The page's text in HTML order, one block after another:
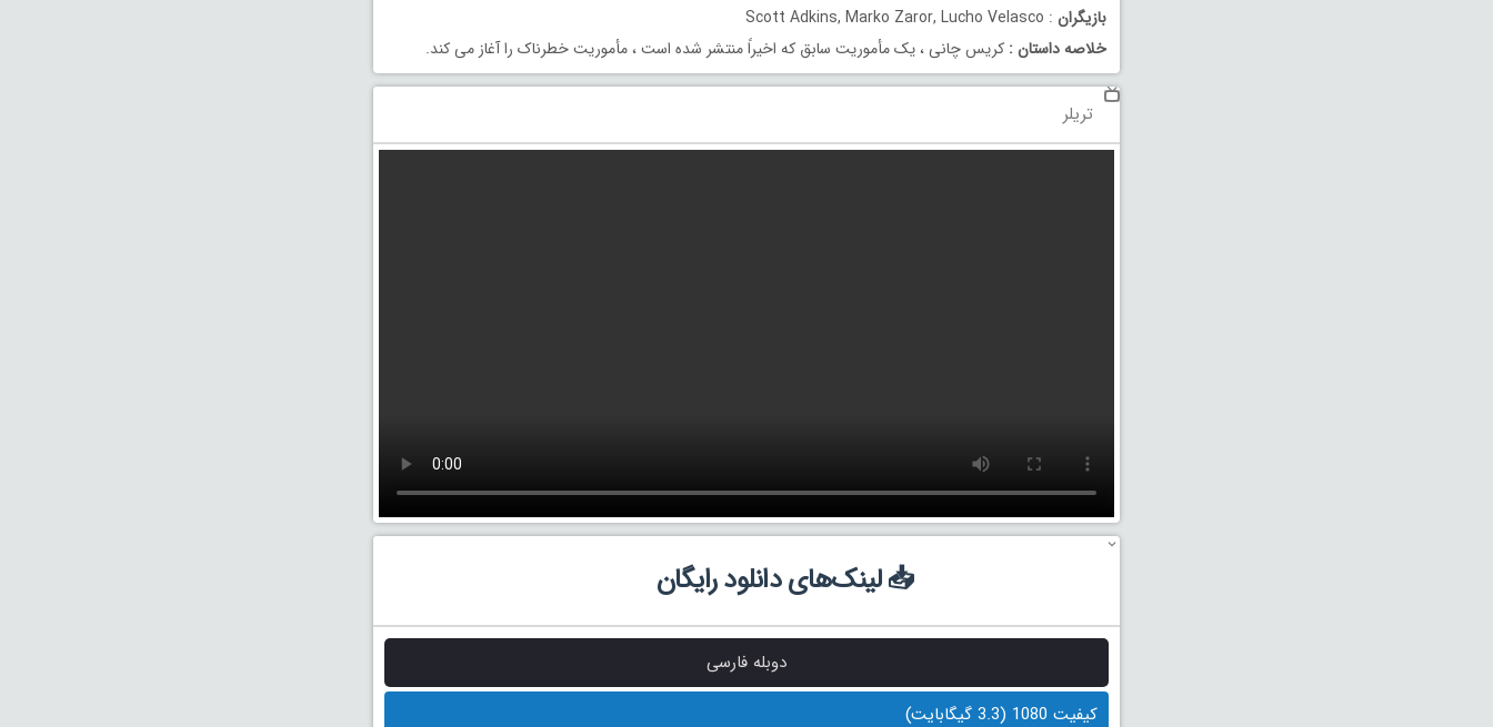
بازیگران : Scott Adkins, Marko Zaror, Lucho Velasco
خلاصه داستان : کریس چانی ، یک مأموریت سابق که اخیراً منتشر شده است ، مأموریت خطرناک را آغاز می کند.
تریلر
📥 لینک‌های دانلود رایگان
دوبله فارسی
کیفیت 1080 (3.3 گیگابایت)